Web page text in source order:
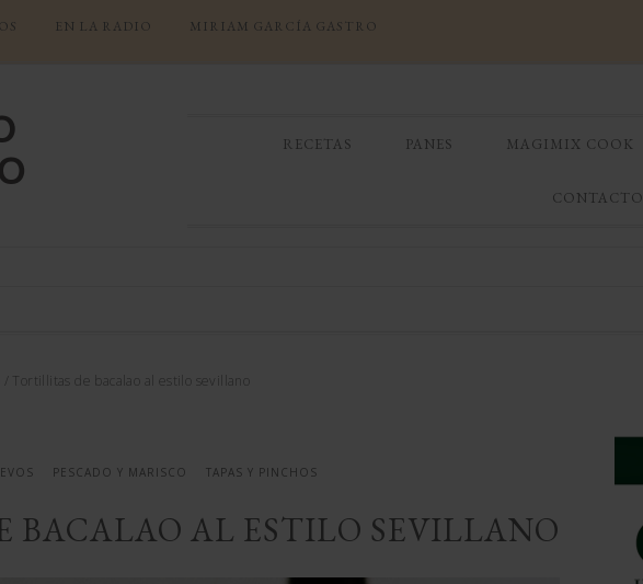
EN LA RADIO MIRIAM GARCÍA GASTRO
RECETAS PANES MAGIMIX COOK
CONTACTO
Tortillitas de bacalao al estilo sevillano
PESCADO Y MARISCO TAPAS Y PINCHOS
BACALAO AL ESTILO SEVILLANO